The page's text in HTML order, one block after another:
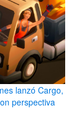
lanzó Cargo,
perspectiva